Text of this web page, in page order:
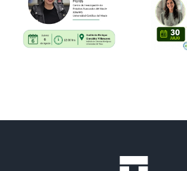
Carolina
Puentes